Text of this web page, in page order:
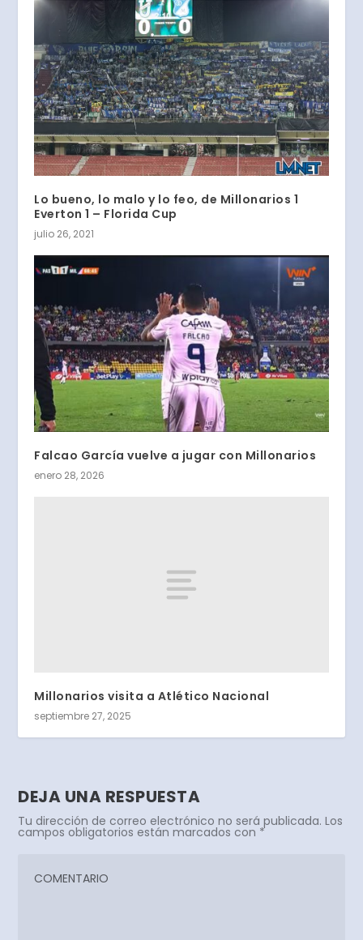
Lo bueno, lo malo y lo feo, de Millonarios 1
Everton 1 – Florida Cup
julio 26, 2021
Falcao García vuelve a jugar con Millonarios
enero 28, 2026
Millonarios visita a Atlético Nacional
septiembre 27, 2025
DEJA UNA RESPUESTA
Tu dirección de correo electrónico no será publicada. Los
campos obligatorios están marcados con *